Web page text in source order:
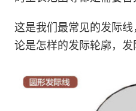
这是我们最常见的发际
论是怎样的发际轮廓，发